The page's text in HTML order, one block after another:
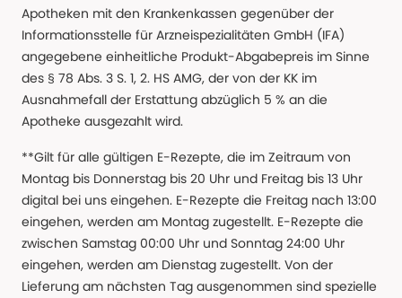
Apotheken mit den Krankenkassen gegenüber der
Informationsstelle für Arzneispezialitäten GmbH (IFA)
angegebene einheitliche Produkt-Abgabepreis im Sinne
des § 78 Abs. 3 S. 1, 2. HS AMG, der von der KK im
Ausnahmefall der Erstattung abzüglich 5 % an die
Apotheke ausgezahlt wird.
**Gilt für alle gültigen E-Rezepte, die im Zeitraum von
Montag bis Donnerstag bis 20 Uhr und Freitag bis 13 Uhr
digital bei uns eingehen. E-Rezepte die Freitag nach 13:00
eingehen, werden am Montag zugestellt. E-Rezepte die
zwischen Samstag 00:00 Uhr und Sonntag 24:00 Uhr
eingehen, werden am Dienstag zugestellt. Von der
Lieferung am nächsten Tag ausgenommen sind spezielle